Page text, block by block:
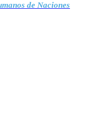
de Naciones